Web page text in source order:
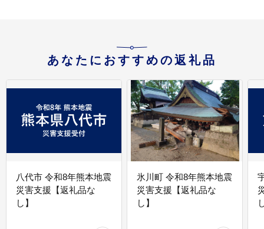
あなたにおすすめの返礼品
八代市 令和8年熊本地震
災害支援【返礼品な
し】
氷川町 令和8年熊本地震
災害支援【返礼品な
し】